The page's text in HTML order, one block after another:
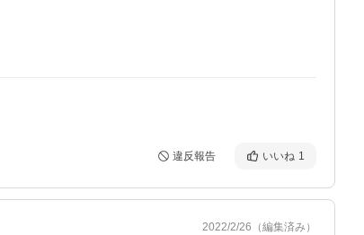
違反報告 いいね 1
2022/2/26 （編集済み）